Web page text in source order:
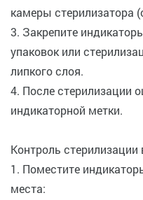
камеры стерилизатора
3. Закрепите
упаковок или
липкого слоя.
4. После стерилизации
индикаторной метки.
Контроль стерилизации
1. Поместите
места: